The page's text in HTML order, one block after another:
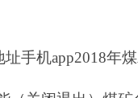
手机app2018年